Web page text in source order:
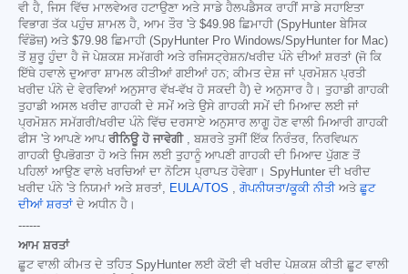
ਵੀ ਹੈ, ਜਿਸ ਵਿੱਚ ਮਾਲਵੇਅਰ ਹਟਾਉਣਾ ਅਤੇ ਸਾਡੇ ਹੈਲਪਡੈਸਕ ਰਾਹੀਂ ਸਾਡੇ ਸਹਾਇਤਾ
ਵਿਭਾਗ ਤੱਕ ਪਹੁੰਚ ਸ਼ਾਮਲ ਹੈ, ਆਮ ਤੌਰ 'ਤੇ $49.98 ਛਿਮਾਹੀ (SpyHunter ਬੇਸਿਕ
ਵਿੰਡੋਜ਼) ਅਤੇ $79.98 ਛਿਮਾਹੀ (SpyHunter Pro Windows/SpyHunter for Mac)
ਤੋਂ ਸ਼ੁਰੂ ਹੁੰਦਾ ਹੈ ਜੋ ਪੇਸ਼ਕਸ਼ ਸਮੱਗਰੀ ਅਤੇ ਰਜਿਸਟ੍ਰੇਸ਼ਨ/ਖਰੀਦ ਪੰਨੇ ਦੀਆਂ ਸ਼ਰਤਾਂ (ਜੋ ਕਿ
ਇੱਥੇ ਹਵਾਲੇ ਦੁਆਰਾ ਸ਼ਾਮਲ ਕੀਤੀਆਂ ਗਈਆਂ ਹਨ; ਕੀਮਤ ਦੇਸ਼ ਜਾਂ ਪ੍ਰਮੋਸ਼ਨ ਪ੍ਰਤੀ
ਖਰੀਦ ਪੰਨੇ ਦੇ ਵੇਰਵਿਆਂ ਅਨੁਸਾਰ ਵੱਖ-ਵੱਖ ਹੋ ਸਕਦੀ ਹੈ) ਦੇ ਅਨੁਸਾਰ ਹੈ। ਤੁਹਾਡੀ ਗਾਹਕੀ
ਤੁਹਾਡੀ ਅਸਲ ਖਰੀਦ ਗਾਹਕੀ ਦੇ ਸਮੇਂ ਅਤੇ ਉਸੇ ਗਾਹਕੀ ਸਮੇਂ ਦੀ ਮਿਆਦ ਲਈ ਜਾਂ
ਪ੍ਰਮੋਸ਼ਨ ਸਮੱਗਰੀ/ਖਰੀਦ ਪੰਨੇ ਵਿੱਚ ਦਰਸਾਏ ਅਨੁਸਾਰ ਲਾਗੂ ਹੋਣ ਵਾਲੀ ਮਿਆਰੀ ਗਾਹਕੀ
ਫੀਸ 'ਤੇ ਆਪਣੇ ਆਪ ਰੀਨਿਊ ਹੋ ਜਾਵੇਗੀ, ਬਸ਼ਰਤੇ ਤੁਸੀਂ ਇੱਕ ਨਿਰੰਤਰ, ਨਿਰਵਿਘਨ
ਗਾਹਕੀ ਉਪਭੋਗਤਾ ਹੋ ਅਤੇ ਜਿਸ ਲਈ ਤੁਹਾਨੂੰ ਆਪਣੀ ਗਾਹਕੀ ਦੀ ਮਿਆਦ ਪੁੱਗਣ ਤੋਂ
ਪਹਿਲਾਂ ਆਉਣ ਵਾਲੇ ਖਰਚਿਆਂ ਦਾ ਨੋਟਿਸ ਪ੍ਰਾਪਤ ਹੋਵੇਗਾ। SpyHunter ਦੀ ਖਰੀਦ
ਖਰੀਦ ਪੰਨੇ 'ਤੇ ਨਿਯਮਾਂ ਅਤੇ ਸ਼ਰਤਾਂ, EULA/TOS , ਗੋਪਨੀਯਤਾ/ਕੂਕੀ ਨੀਤੀ ਅਤੇ ਛੂਟ
ਦੀਆਂ ਸ਼ਰਤਾਂ ਦੇ ਅਧੀਨ ਹੈ।
------
ਆਮ ਸ਼ਰਤਾਂ
ਛੂਟ ਵਾਲੀ ਕੀਮਤ ਦੇ ਤਹਿਤ SpyHunter ਲਈ ਕੋਈ ਵੀ ਖਰੀਦ ਪੇਸ਼ਕਸ਼ ਕੀਤੀ ਛੂਟ ਵਾਲੀ